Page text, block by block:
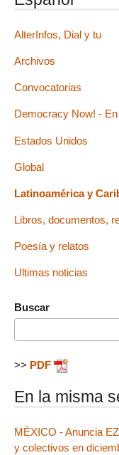
AlterInfos, Dial y tu
Archivos
Convocatorias
Democracy Now! -
Estados Unidos
Global
Latinoamérica y
Libros, documentos,
Poesía y relatos
Ultimas noticias
Buscar
>> PDF
En la misma
MÉXICO - Anuncia
y colectivos en